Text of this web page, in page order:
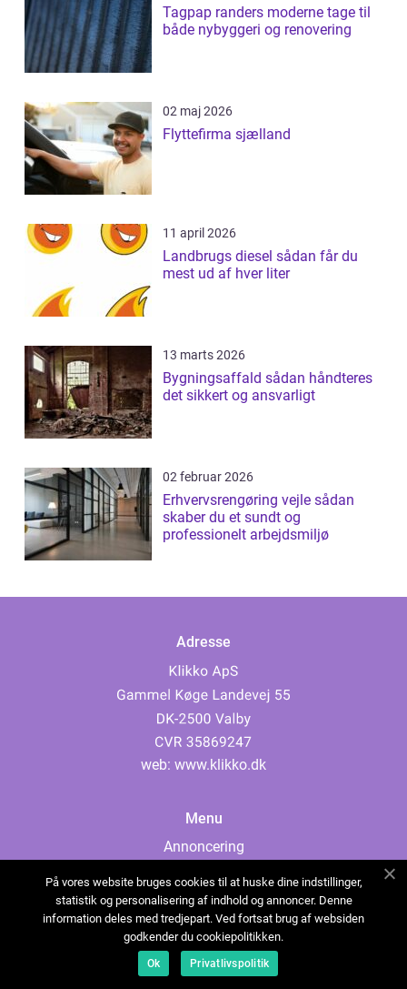
Tagpap randers moderne tage til
både nybyggeri og renovering
02 maj 2026
Flyttefirma sjælland
11 april 2026
Landbrugs diesel sådan får du
mest ud af hver liter
13 marts 2026
Bygningsaffald sådan håndteres
det sikkert og ansvarligt
02 februar 2026
Erhvervsrengøring vejle sådan
skaber du et sundt og
professionelt arbejdsmiljø
Adresse
web: www.klikko.dk
Menu
Annoncering
Cookies
Kontakt os
Sitemap
På vores website bruges cookies til at huske dine indstillinger,
statistik og personalisering af indhold og annoncer. Denne
information deles med tredjepart. Ved fortsat brug af websiden
godkender du cookiepolitikken.
Ok Privatlivspolitik